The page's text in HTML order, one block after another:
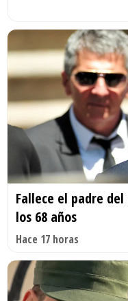
Fallece el padre
los 68 años
Hace 17 horas